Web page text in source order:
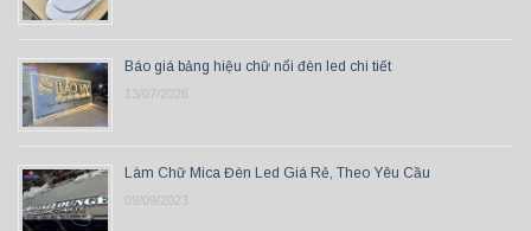
Báo giá bảng hiệu chữ nổi đèn led chi tiết
13/07/2026
Làm Chữ Mica Đèn Led Giá Rẻ, Theo Yêu Cầu
09/09/2023